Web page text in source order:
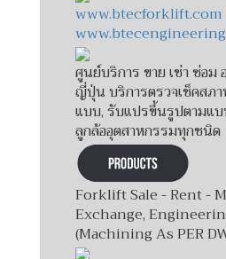
www.btecforklift.com
ศูนย์บริการ ขาย เช่า ซ่อม
ญี่ปุ่น บริการตรวจเช็คสภ
แบบ, รับแปรขึ้นรูปตามแบ
ลูกล้ออุตสาหกรรมทุกชนิด
Forklift Sale - Rent -
Exchange,
(Machining As PER